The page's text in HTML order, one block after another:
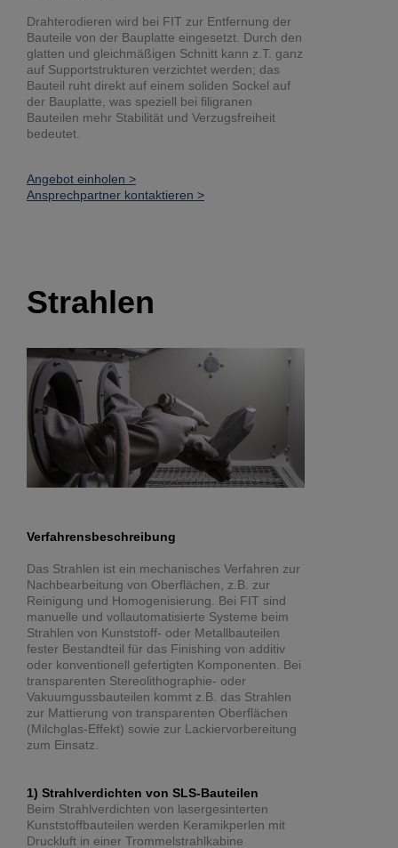
Drahterodieren wird bei FIT zur Entfernung der
Bauteile von der Bauplatte eingesetzt. Durch den
glatten und gleichmäßigen Schnitt kann z.T. ganz
auf Supportstrukturen verzichtet werden; das
Bauteil ruht direkt auf einem soliden Sockel auf
der Bauplatte, was speziell bei filigranen
Bauteilen mehr Stabilität und Verzugsfreiheit
bedeutet.
Angebot einholen >
Ansprechpartner kontaktieren >
Strahlen
Verfahrensbeschreibung
Das Strahlen ist ein mechanisches Verfahren zur
Nachbearbeitung von Oberflächen, z.B. zur
Reinigung und Homogenisierung. Bei FIT sind
manuelle und vollautomatisierte Systeme beim
Strahlen von Kunststoff- oder Metallbauteilen
fester Bestandteil für das Finishing von additiv
oder konventionell gefertigten Komponenten. Bei
transparenten Stereolithographie- oder
Vakuumgussbauteilen kommt z.B. das Strahlen
zur Mattierung von transparenten Oberflächen
(Milchglas-Effekt) sowie zur Lackiervorbereitung
zum Einsatz.
1) Strahlverdichten von SLS-Bauteilen
Beim Strahlverdichten von lasergesinterten
Kunststoffbauteilen werden Keramikperlen mit
Druckluft in einer Trommelstrahlkabine